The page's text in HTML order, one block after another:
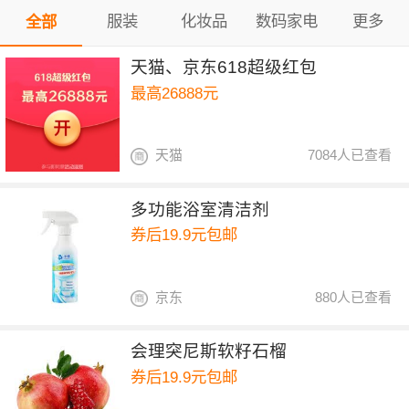
全部 服装 化妆品 数码家电 更多
天猫、京东618超级红包
最高26888元
7084人已查看
天猫
多功能浴室清洁剂
券后19.9元包邮
880人已查看
京东
会理突尼斯软籽石榴
券后19.9元包邮